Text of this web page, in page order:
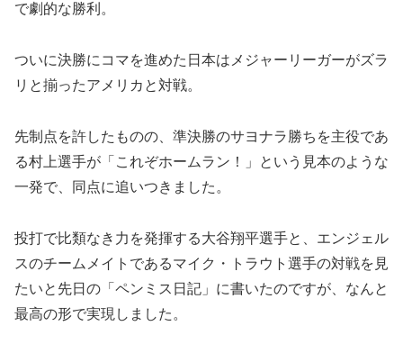
で劇的な勝利。
ついに決勝にコマを進めた日本はメジャーリーガーがズラ
リと揃ったアメリカと対戦。
先制点を許したものの、準決勝のサヨナラ勝ちを主役であ
る村上選手が「これぞホームラン！」という見本のような
一発で、同点に追いつきました。
投打で比類なき力を発揮する大谷翔平選手と、エンジェル
スのチームメイトであるマイク・トラウト選手の対戦を見
たいと先日の「ペンミス日記」に書いたのですが、なんと
最高の形で実現しました。